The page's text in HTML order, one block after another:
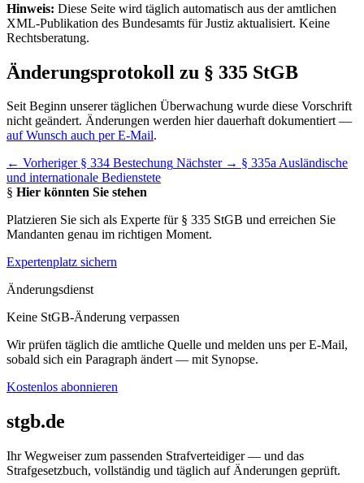
Hinweis: Diese Seite wird täglich automatisch aus der amtlichen
XML-Publikation des Bundesamts für Justiz aktualisiert. Keine
Rechtsberatung.
Änderungsprotokoll zu § 335 StGB
Seit Beginn unserer täglichen Überwachung wurde diese Vorschrift
nicht geändert. Änderungen werden hier dauerhaft dokumentiert —
auf Wunsch auch per E-Mail.
← Vorheriger § 334 Bestechung Nächster → § 335a Ausländische
und internationale Bedienstete
§ Hier könnten Sie stehen
Platzieren Sie sich als Experte für § 335 StGB und erreichen Sie
Mandanten genau im richtigen Moment.
Expertenplatz sichern
Änderungsdienst
Keine StGB-Änderung verpassen
Wir prüfen täglich die amtliche Quelle und melden uns per E-Mail,
sobald sich ein Paragraph ändert — mit Synopse.
Kostenlos abonnieren
stgb.de
Ihr Wegweiser zum passenden Strafverteidiger — und das
Strafgesetzbuch, vollständig und täglich auf Änderungen geprüft.